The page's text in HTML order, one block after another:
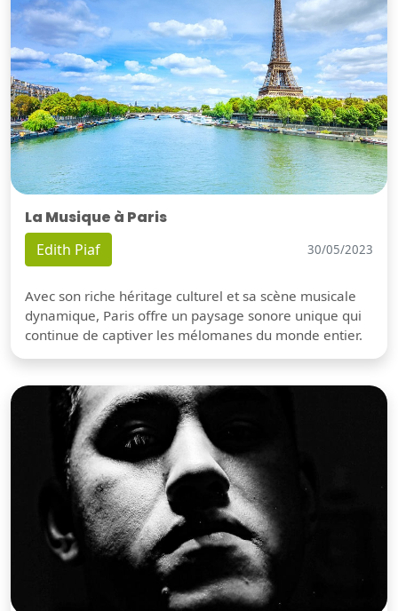
La Musique à Paris
Edith Piaf 30/05/2023
Avec son riche héritage culturel et sa scène musicale
dynamique, Paris offre un paysage sonore unique qui
continue de captiver les mélomanes du monde entier.